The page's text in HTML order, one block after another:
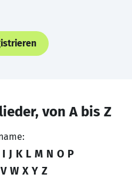
von A bis Z
I J K L M N O P
V W X Y Z